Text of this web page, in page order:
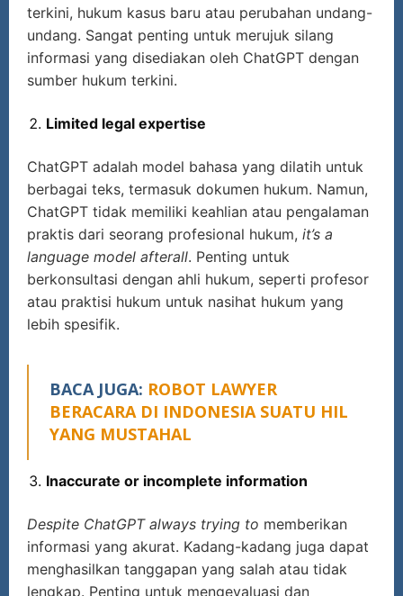
terkini, hukum kasus baru atau perubahan undang-
undang. Sangat penting untuk merujuk silang
informasi yang disediakan oleh ChatGPT dengan
sumber hukum terkini.
Limited legal expertise
ChatGPT adalah model bahasa yang dilatih untuk
berbagai teks, termasuk dokumen hukum. Namun,
ChatGPT tidak memiliki keahlian atau pengalaman
praktis dari seorang profesional hukum, it’s a
language model afterall. Penting untuk
berkonsultasi dengan ahli hukum, seperti profesor
atau praktisi hukum untuk nasihat hukum yang
lebih spesifik.
BACA JUGA: ROBOT LAWYER
BERACARA DI INDONESIA SUATU HIL
YANG MUSTAHAL
Inaccurate or incomplete information
Despite ChatGPT always trying to memberikan
informasi yang akurat. Kadang-kadang juga dapat
menghasilkan tanggapan yang salah atau tidak
lengkap. Penting untuk mengevaluasi dan